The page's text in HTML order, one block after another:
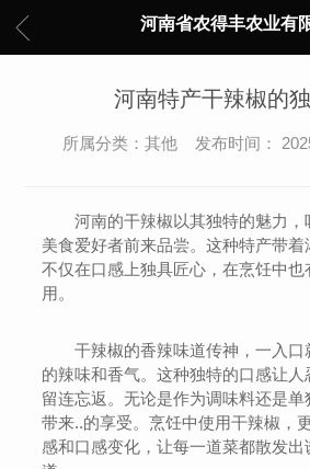
河南省农得丰农业有
河南特产干辣椒的
所属分类：其他 发布时间：
河南的干辣椒以其独特的魅力，
美食爱好者前来品尝。这种特产带着
不仅在口感上独具匠心，在烹饪中
用。
干辣椒的香辣味道传神，一入口
的辣味和香气。这种独特的口感让人
留连忘返。无论是作为调味料还是单
带来..的享受。烹饪中使用干辣椒，
感和口感变化，让每一道菜都散发出